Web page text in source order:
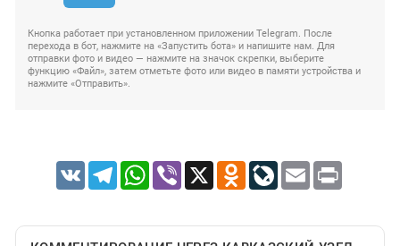
Кнопка работает при установленном приложении Telegram. После
перехода в бот, нажмите на «Запустить бота» и напишите нам. Для
отправки фото и видео — нажмите на значок скрепки, выберите
функцию «Файл», затем отметьте фото или видео в памяти устройства и
нажмите «Отправить».
VK TelegramWhatsApp
Viber X Odnoklassniki
LiveJournal
Email Print